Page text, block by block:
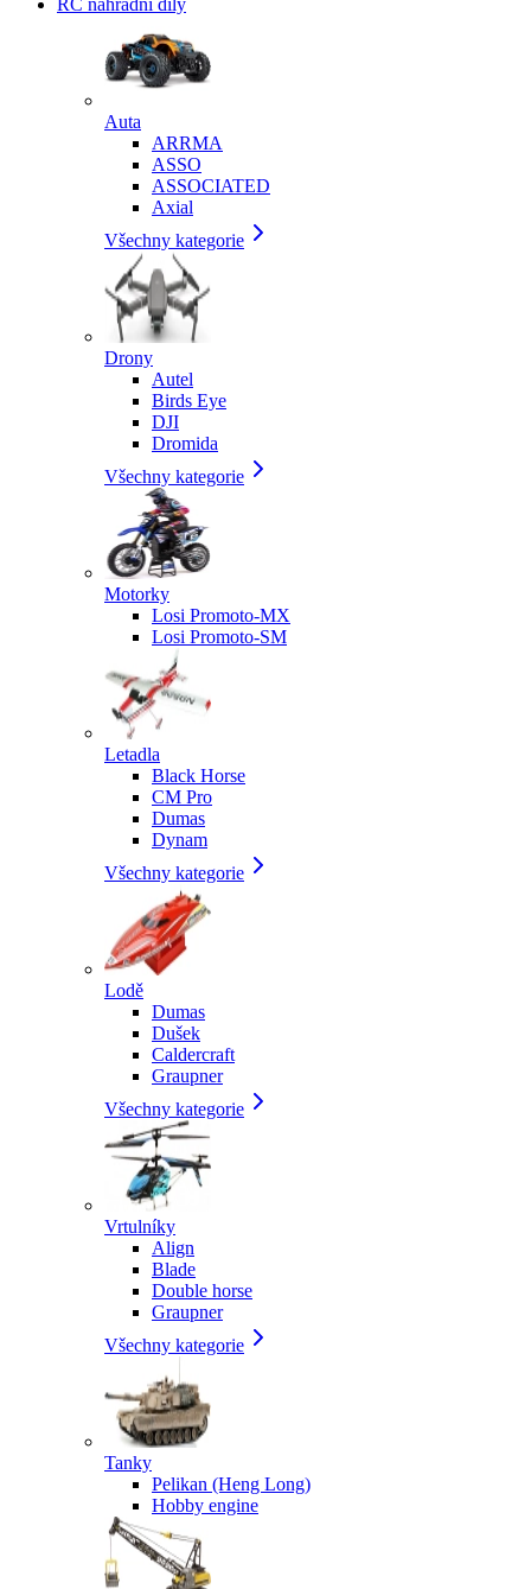
RC náhradní díly
Auta
ARRMA
ASSO
ASSOCIATED
Axial
Všechny kategorie
Drony
Autel
Birds Eye
DJI
Dromida
Všechny kategorie
Motorky
Losi Promoto-MX
Losi Promoto-SM
Letadla
Black Horse
CM Pro
Dumas
Dynam
Všechny kategorie
Lodě
Dumas
Dušek
Caldercraft
Graupner
Všechny kategorie
Vrtulníky
Align
Blade
Double horse
Graupner
Všechny kategorie
Tanky
Pelikan (Heng Long)
Hobby engine